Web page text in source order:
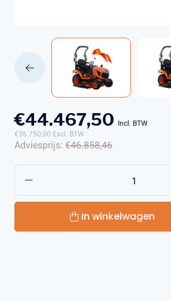
€44.467,50 Incl. BTW
€36.750,00 Excl. BTW
Adviesprijs: €46.858,46
In winkelwagen